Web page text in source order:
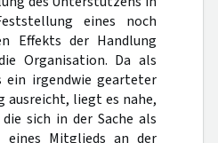
eines noch
Effekts der Handlung
Organisation. Da als
ein irgendwie gearteter
ausreicht, liegt es nahe,
sich in der Sache als
eines Mitglieds an der